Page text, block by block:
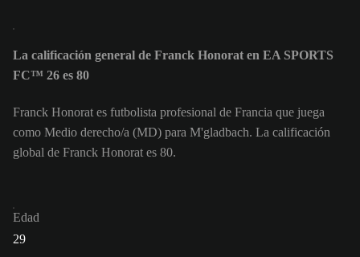
La calificación general de Franck Honorat en EA SPORTS
FC™ 26 es 80
Franck Honorat es futbolista profesional de Francia que juega
como Medio derecho/a (MD) para M'gladbach. La calificación
global de Franck Honorat es 80.
Edad
29